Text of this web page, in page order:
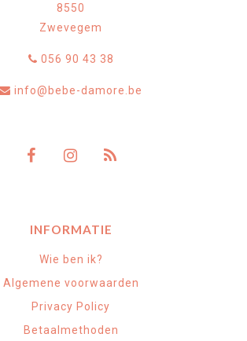
8550
Zwevegem
056 90 43 38
info@bebe-damore.be
INFORMATIE
Wie ben ik?
Algemene voorwaarden
Privacy Policy
Betaalmethoden